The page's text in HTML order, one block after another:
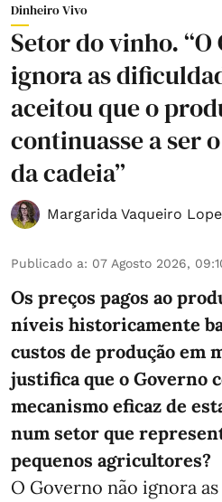
Dinheiro Vivo
Setor do vinho. “O
ignora as
aceitou que o
continuasse a ser
da cadeia”
Margarida Vaqueiro
Publicado a: 07 Agosto 2026,
Os preços pagos ao
níveis historicamente
custos de produção em
justifica que o Governo
mecanismo eficaz de
num setor que
pequenos agricultores?
O Governo não ignora